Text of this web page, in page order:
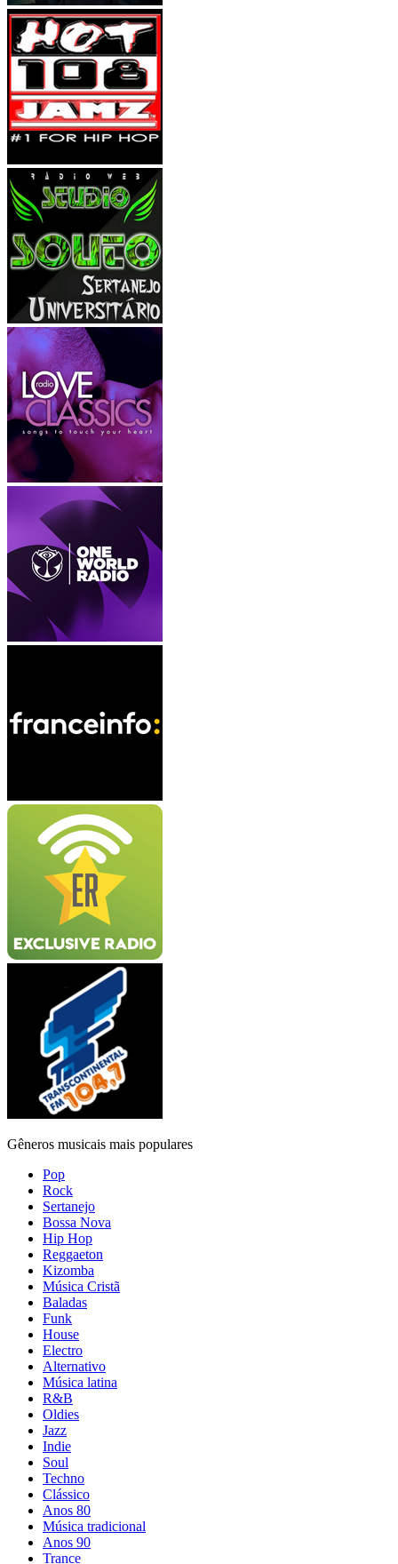
Gêneros musicais mais populares
Pop
Rock
Sertanejo
Bossa Nova
Hip Hop
Reggaeton
Kizomba
Música Cristã
Baladas
Funk
House
Electro
Alternativo
Música latina
R&B
Oldies
Jazz
Indie
Soul
Techno
Clássico
Anos 80
Música tradicional
Anos 90
Trance